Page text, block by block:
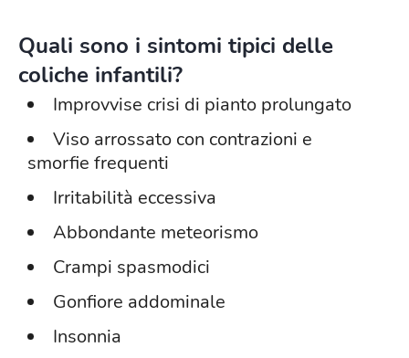
Quali sono i sintomi tipici delle
coliche infantili?
Improvvise crisi di pianto prolungato
Viso arrossato con contrazioni e
smorfie frequenti
Irritabilità eccessiva
Abbondante meteorismo
Crampi spasmodici
Gonfiore addominale
Insonnia